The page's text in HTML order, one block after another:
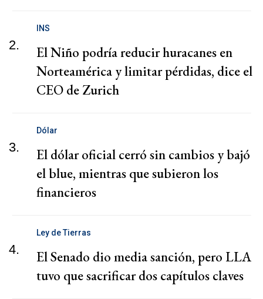
2.
INS
El Niño podría reducir huracanes en
Norteamérica y limitar pérdidas, dice el
CEO de Zurich
3.
Dólar
El dólar oficial cerró sin cambios y bajó
el blue, mientras que subieron los
financieros
4.
Ley de Tierras
El Senado dio media sanción, pero LLA
tuvo que sacrificar dos capítulos claves